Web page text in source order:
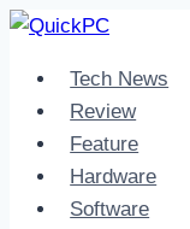
Skip
contentTech News
Review
Feature
Hardware
Software